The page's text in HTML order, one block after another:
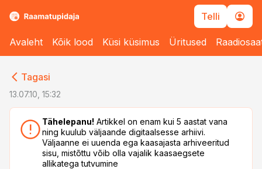
Telli
Avaleht Kõik lood Küsi küsimus Üritused
Tagasi
13.07.10, 15:32
Tähelepanu! Artikkel on enam kui 5 aastat vana
ning kuulub väljaande digitaalsesse arhiivi.
Väljaanne ei uuenda ega kaasajasta arhiveeritud
sisu, mistõttu võib olla vajalik kaasaegsete
allikatega tutvumine